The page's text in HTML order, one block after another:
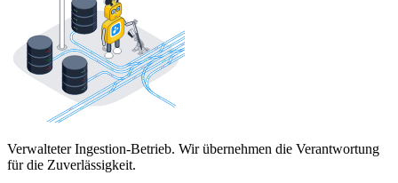
Verwalteter Ingestion-Betrieb. Wir übernehmen die Verantwortung
für die Zuverlässigkeit.